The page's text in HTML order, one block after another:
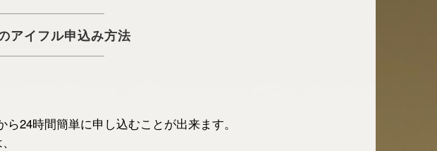
アイフル申込み方法
24時間簡単に申し込むことが出来ます。